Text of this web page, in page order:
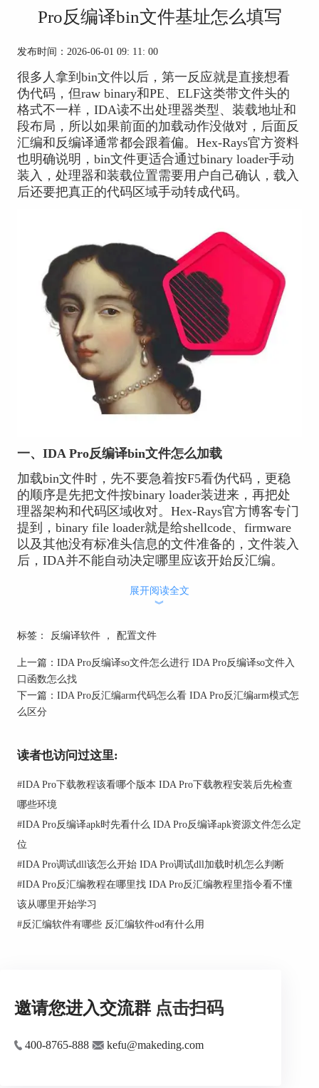
Pro反编译bin文件基址怎么填写
发布时间：2026-06-01 09: 11: 00
很多人拿到bin文件以后，第一反应就是直接想看
伪代码，但raw binary和PE、ELF这类带文件头的
格式不一样，IDA读不出处理器类型、装载地址和
段布局，所以如果前面的加载动作没做对，后面反
汇编和反编译通常都会跟着偏。Hex-Rays官方资料
也明确说明，bin文件更适合通过binary loader手动
装入，处理器和装载位置需要用户自己确认，载入
后还要把真正的代码区域手动转成代码。
一、IDA Pro反编译bin文件怎么加载
加载bin文件时，先不要急着按F5看伪代码，更稳
的顺序是先把文件按binary loader装进来，再把处
理器架构和代码区域收对。Hex-Rays官方博客专门
提到，binary file loader就是给shellcode、firmware
以及其他没有标准头信息的文件准备的，文件装入
后，IDA并不能自动决定哪里应该开始反汇编。
1、先新建数据库并选择bin文件
果，而是先进入可手动指定loader和处理器的装载
流程。
2、把加载方式切到binary loader
如果当前识别结果不是你想要的方式，就手动改成
以做bin文件分析时，优先把入口收在这里会更
3、先把处理器架构选对
bin文件没有处理器信息，IDA不会替你可靠地猜出
来，所以处理器类型要靠你自己确认。若文件实际
是ARM、MIPS或PPC，却按x86去解码，后面看到
的指令、函数边界和交叉引用都会明显不对。
4、载入后先把代码区转成代码
官方博客写得很直接，raw binary载入以后，IDA不
会更准。
基址填写这一步，真正容易错的不是数字本身，而
展开阅读全文
︾
标签： 反编译软件 ， 配置文件
上一篇： IDA Pro反编译so文件怎么进行 IDA Pro反编译so文件入
口函数怎么找
下一篇： IDA Pro反汇编arm代码怎么看 IDA Pro反汇编arm模式怎
么区分
读者也访问过这里:
#IDA Pro下载教程该看哪个版本 IDA Pro下载教程安装后先检查
哪些环境
#IDA Pro反编译apk时先看什么 IDA Pro反编译apk资源文件怎么定
位
#IDA Pro调试dll该怎么开始 IDA Pro调试dll加载时机怎么判断
#IDA Pro反汇编教程在哪里找 IDA Pro反汇编教程里指令看不懂
该从哪里开始学习
#反汇编软件有哪些 反汇编软件od有什么用
邀请您进入交流群 点击扫码
400-8765-888 kefu@makeding.com